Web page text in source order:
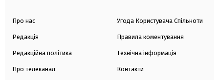
Про нас
Редакція
Редакційна політика
Про телеканал
Угода Користувача Спільноти
Правила коментування
Технічна інформація
Контакти